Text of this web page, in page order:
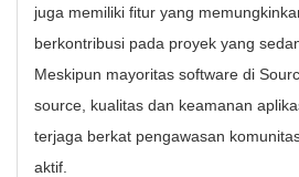
juga memiliki fitur yang
berkontribusi pada proyek yang
Meskipun mayoritas software di
source, kualitas dan keamanan
terjaga berkat pengawasan
aktif.